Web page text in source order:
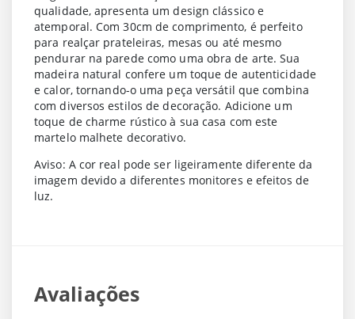
qualidade, apresenta um design clássico e
atemporal. Com 30cm de comprimento, é perfeito
para realçar prateleiras, mesas ou até mesmo
pendurar na parede como uma obra de arte. Sua
madeira natural confere um toque de autenticidade
e calor, tornando-o uma peça versátil que combina
com diversos estilos de decoração. Adicione um
toque de charme rústico à sua casa com este
martelo malhete decorativo.
Aviso: A cor real pode ser ligeiramente diferente da
imagem devido a diferentes monitores e efeitos de
luz.
Avaliações